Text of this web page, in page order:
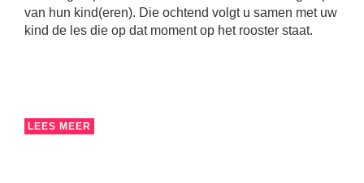
van hun kind(eren). Die ochtend volgt u samen met uw
kind de les die op dat moment op het rooster staat.
LEES MEER